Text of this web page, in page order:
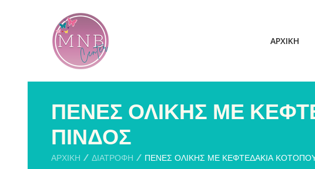
ΑΡΧΙΚΗ
ΠΕΝΕΣ ΟΛΙΚΗΣ ΜΕ
ΠΙΝΔΟΣ
ΑΡΧΙΚΉ ΔΙΑΤΡΟΦΗ ΠΕΝΕΣ ΟΛΙΚΗΣ ΜΕ ΚΕΦΤΕΔΑΚΙΑ